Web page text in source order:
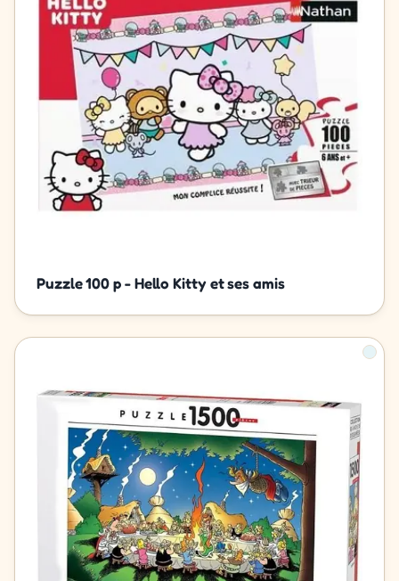
Puzzle 100 p - Hello Kitty et ses amis